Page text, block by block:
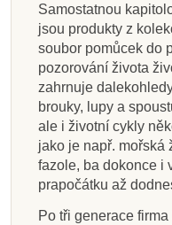
Samostatnou
jsou produkty z
soubor pomůcek do
pozorování života
zahrnuje
brouky, lupy a
ale i životní cykly
jako je např. mořská
fazole, ba dokonce i
prapočátku až
Po tři generace